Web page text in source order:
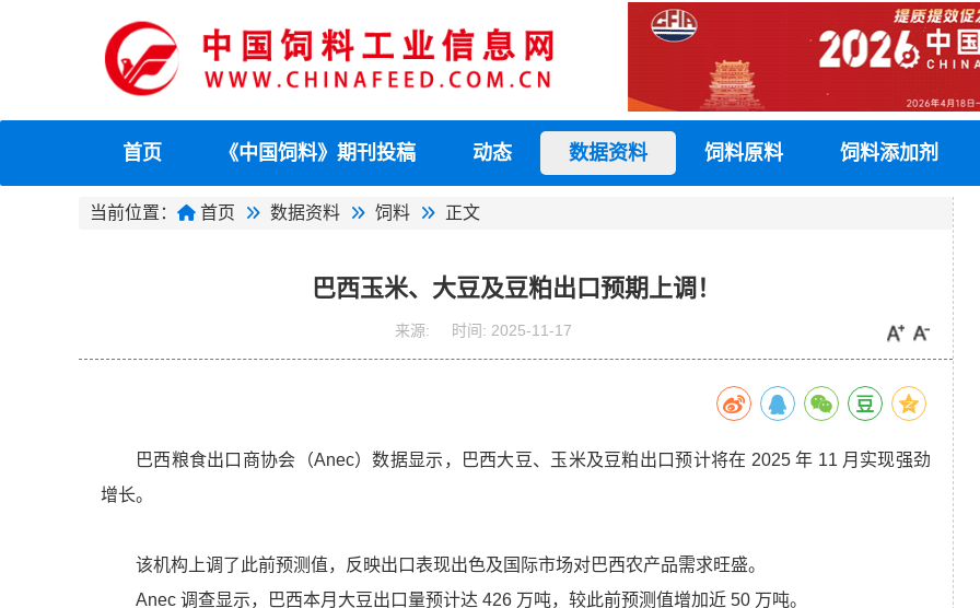
首页 《中国饲料》期刊投稿 动态 数据资料 饲料原料 饲料添加剂
当前位置： 首页 数据资料 饲料 正文
巴西玉米、大豆及豆粕出口预期上调！
来源: 时间: 2025-11-17
巴西粮食出口商协会（Anec）数据显示，巴西大豆、玉米及豆粕出口预计将在 2025 年 11 月实现强劲
增长。
该机构上调了此前预测值，反映出口表现出色及国际市场对巴西农产品需求旺盛。
Anec 调查显示，巴西本月大豆出口量预计达 426 万吨，较此前预测值增加近 50 万吨。